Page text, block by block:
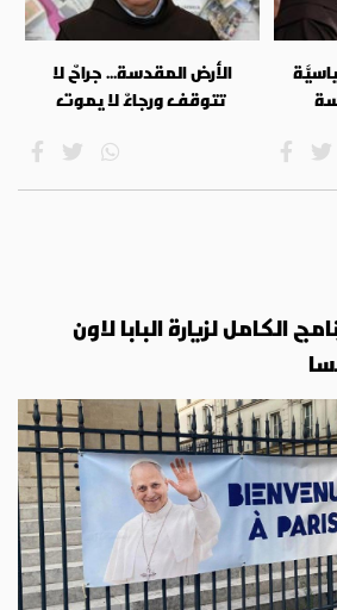
الأرض المقدسة... جراحٌ لا
تتوقف ورجاءٌ لا يموت
الكامل لزيارة البابا لاون